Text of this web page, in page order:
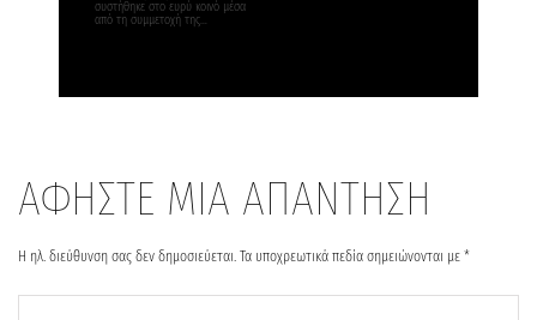
συστήθηκε στο ευρύ κοινό μέσα
από τη συμμετοχή της…
ΑΦΗΣΤΕ ΜΙΑ ΑΠΑΝΤΗΣΗ
Η ηλ. διεύθυνση σας δεν δημοσιεύεται. Τα υποχρεωτικά πεδία σημειώνονται με *